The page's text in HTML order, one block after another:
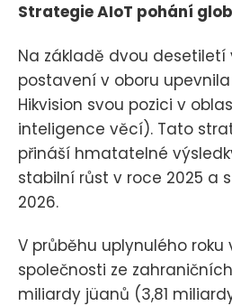
Strategie AIoT pohání
Na základě dvou
postavení v oboru
Hikvision svou pozici v
inteligence věcí). Tato
přináší hmatatelné
stabilní růst v roce 2025 a
2026.
V průběhu uplynulého
společnosti ze
miliardy jüanů (3,81